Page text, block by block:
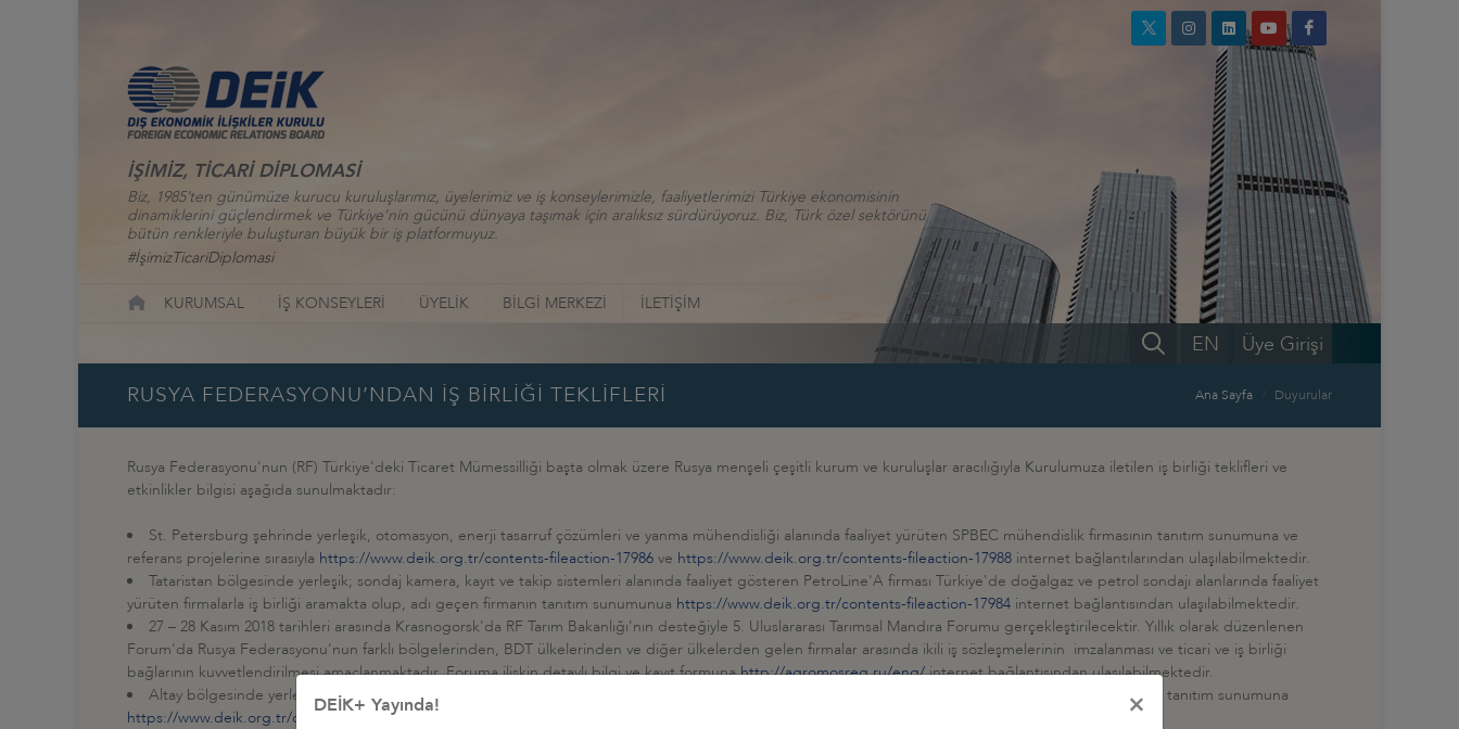
İŞİMİZ, TİCARİ DİPLOMASİ
Biz, 1985’ten günümüze kurucu kuruluşlarımız, üyelerimiz ve iş konseylerimizle, faaliyetlerimizi Türkiye ekonomisinin
dinamiklerini güçlendirmek ve Türkiye’nin gücünü dünyaya taşımak için aralıksız sürdürüyoruz. Biz, Türk özel sektörünü
bütün renkleriyle buluşturan büyük bir iş platformuyuz.
#İşimizTicariDiplomasi
KURUMSAL İŞ KONSEYLERİ ÜYELİK BİLGİ MERKEZİ İLETİŞİM
Üye Girişi
EN
RUSYA FEDERASYONU’NDAN İŞ BİRLİĞİ TEKLİFLERİ Ana Sayfa Duyurular
Rusya Federasyonu'nun (RF) Türkiye'deki Ticaret Mümessilliği başta olmak üzere Rusya menşeli çeşitli kurum ve kuruluşlar aracılığıyla Kurulumuza iletilen iş birliği teklifleri ve
etkinlikler bilgisi aşağıda sunulmaktadır:
St. Petersburg şehrinde yerleşik, otomasyon, enerji tasarruf çözümleri ve yanma mühendisliği alanında faaliyet yürüten SPBEC mühendislik firmasının tanıtım sunumuna ve
referans projelerine sırasıyla https://www.deik.org.tr/contents-fileaction-17986 ve https://www.deik.org.tr/contents-fileaction-17988 internet bağlantılarından ulaşılabilmektedir.
Tataristan bölgesinde yerleşik; sondaj kamera, kayıt ve takip sistemleri alanında faaliyet gösteren PetroLine'A firması Türkiye'de doğalgaz ve petrol sondajı alanlarında faaliyet
yürüten firmalarla iş birliği aramakta olup, adı geçen firmanın tanıtım sunumunua https://www.deik.org.tr/contents-fileaction-17984 internet bağlantısından ulaşılabilmektedir.
27 – 28 Kasım 2018 tarihleri arasında Krasnogorsk'da RF Tarım Bakanlığı'nın desteğiyle 5. Uluslararası Tarımsal Mandıra Forumu gerçekleştirilecektir. Yıllık olarak düzenlenen
Forum'da Rusya Federasyonu'nun farklı bölgelerinden, BDT ülkelerinden ve diğer ülkelerden gelen firmalar arasında ikili iş sözleşmelerinin imzalanması ve ticari ve iş birliği
bağlarının kuvvetlendirilmesi amaçlanmaktadır. Foruma ilişkin detaylı bilgi ve kayıt formunahttp://agromosreg.ru/eng/internet bağlantısından ulaşılabilmektedir.
Altay bölgesinde yerleşik, buğday, yulaf, karabuğday vb. tarımsal ürünlerin üretimi, işlenmesi ve ticareti alanlarında faaliyet yürüten Mercury firmasının tanıtım sunumuna
https://www.deik.org.tr/contents-fileaction-17996
DEİK+ Yayında! ×